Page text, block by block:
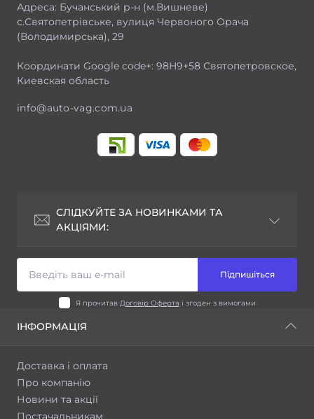
Адреса: Бучанський р-н (м.Вишневе)
с.Святопетрівське, вулиця Червоного Орача
(Володимирська), 29
Координати Google code+: 98H9+58 Святопетровское,
Киевская область
info@auto-vag.com.ua
СЛІДКУЙТЕ ЗА НОВИНКАМИ ТА
АКЦІЯМИ:
Підпишіться
Я прочитав Договір Оферта і згоден з вимогами
ІНФОРМАЦІЯ
Доставка і оплата
Про компанію
Новини та акції
Постачальникам